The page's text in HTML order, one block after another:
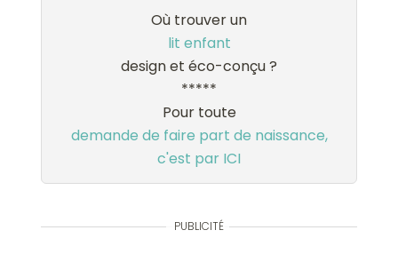
Où trouver un
lit enfant
design et éco-conçu ?
*****
Pour toute
demande de faire part de naissance,
c'est par ICI
PUBLICITÉ